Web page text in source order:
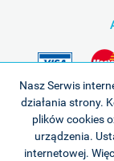
Nasz Serwis
działania strony.
plików cookies
urządzenia.
internetowej.